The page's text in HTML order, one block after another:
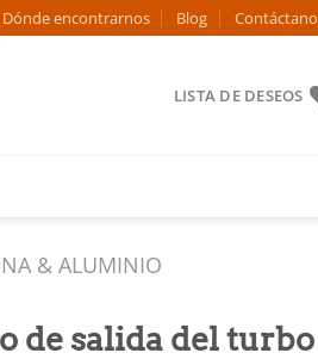
Dónde encontrarnos Blog
LISTA DE DESEOS
& ALUMINIO
de salida del turbo